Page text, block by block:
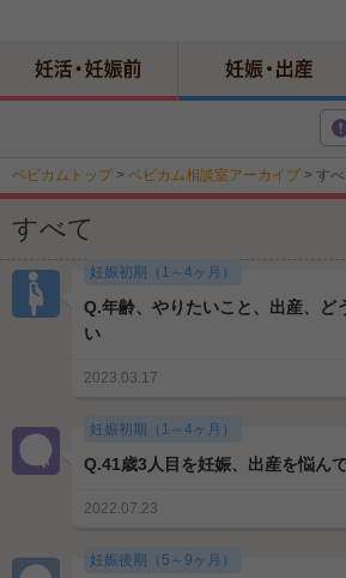
ベビカムトップ > ベビカム相談室アーカイブ > すべ
すべて
妊娠初期（1～4ヶ月）
Q.年齢、やりたいこと、出産、ど
い
2023.03.17
妊娠初期（1～4ヶ月）
Q.41歳3人目を妊娠、出産を悩ん
2022.07.23
妊娠後期（5～9ヶ月）